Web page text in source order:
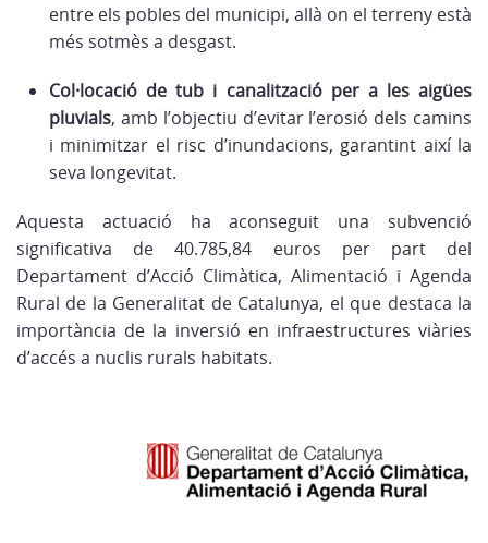
entre els pobles del municipi, allà on el terreny està
més sotmès a desgast.
Col·locació de tub i canalització per a les aigües
pluvials, amb l’objectiu d’evitar l’erosió dels camins
i minimitzar el risc d’inundacions, garantint així la
seva longevitat.
Aquesta actuació ha aconseguit una subvenció
significativa de 40.785,84 euros per part del
Departament d’Acció Climàtica, Alimentació i Agenda
Rural de la Generalitat de Catalunya, el que destaca la
importància de la inversió en infraestructures viàries
d’accés a nuclis rurals habitats.